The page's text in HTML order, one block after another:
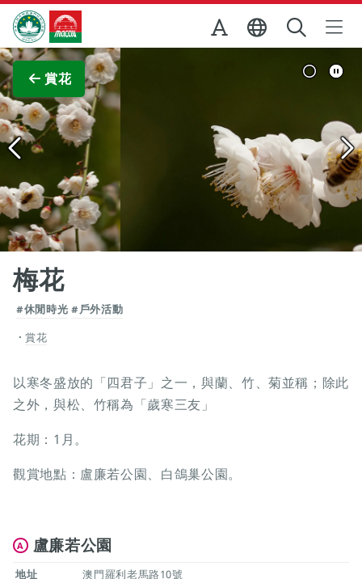
跳至主内容
澳門特別行政區政府旅遊局
賞花
梅花
#休閒時光 #戶外活動
賞花
以寒冬盛放的「四君子」之一，與蘭、竹、菊並稱；除此
之外，與松、竹稱為「歲寒三友」
花期：1月。
觀賞地點：盧廉若公園、白鴿巢公園。
A 盧廉若公園
地址
澳門羅利老馬路10號